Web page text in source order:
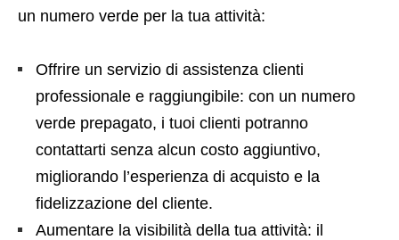
un numero verde per la tua attività:
Offrire un servizio di assistenza clienti
professionale e raggiungibile: con un numero
verde prepagato, i tuoi clienti potranno
contattarti senza alcun costo aggiuntivo,
migliorando l’esperienza di acquisto e la
fidelizzazione del cliente.
Aumentare la visibilità della tua attività: il